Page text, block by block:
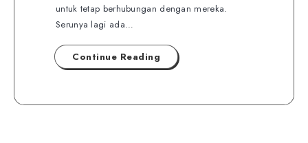
untuk tetap berhubungan dengan mereka.
Serunya lagi ada…
Continue Reading